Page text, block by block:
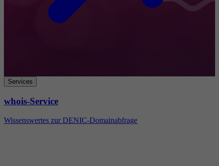
Services
whois-Service
Wissenswertes zur DENIC-Domainabfrage